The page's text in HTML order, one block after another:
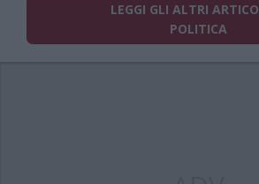
LEGGI GLI ALTRI
POLITICA